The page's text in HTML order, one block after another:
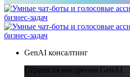
GenAI консалтинг
Стратегия внедрения GenAI